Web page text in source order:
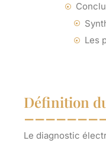
Les
Définition
Le diagnostic